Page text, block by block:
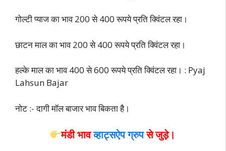
गोल्टी प्याज का भाव 200 से 400 रूपये प्रति क्विंटल रहा।
छाटन माल का भाव 200 से 400 रूपये प्रति क्विंटल रहा।
हल्के माल का भाव 400 से 600 रूपये प्रति क्विंटल रहा। : Pyaj
Lahsun Bajar
नोट :- दागी मॉल बाजार भाव बिकता है।
मंडी भावव्हाट्सऐप ग्रुपसेजुड़े।